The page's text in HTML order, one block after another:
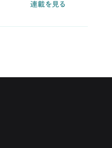
連載を見る